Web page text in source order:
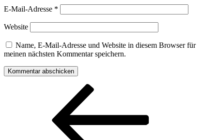
E-Mail-Adresse *
Website
Name, E-Mail-Adresse und Website in diesem Browser für
meinen nächsten Kommentar speichern.
Beitragsnavigation